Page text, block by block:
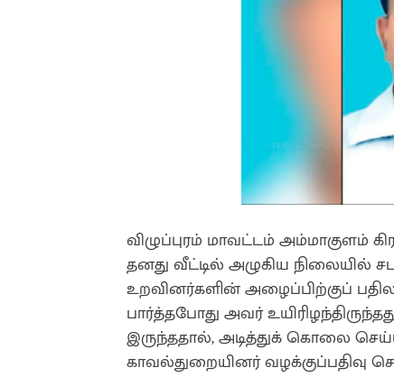
விழுப்புரம் மாவட்டம் அம்மாகுளம்
தனது வீட்டில் அழுகிய நிலையில்
உறவினர்களின் அழைப்பிற்குப்
பார்த்தபோது அவர்
இருந்ததால், அடித்துக் கொலை
காவல்துறையினர் வழக்குப்பதிவு